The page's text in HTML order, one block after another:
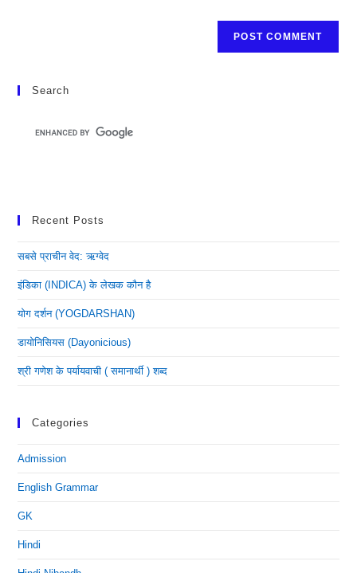
Search
Recent Posts
सबसे प्राचीन वेद: ऋग्वेद
इंडिका (INDICA) के लेखक कौन है
योग दर्शन (YOGDARSHAN)
डायोनिसियस (dayonicious)
श्री गणेश के पर्यायवाची ( समानार्थी ) शब्द
Categories
Admission
English Grammar
GK
Hindi